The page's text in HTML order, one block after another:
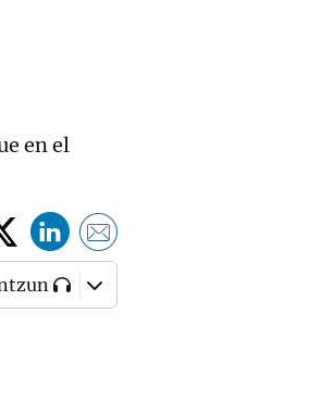
en el